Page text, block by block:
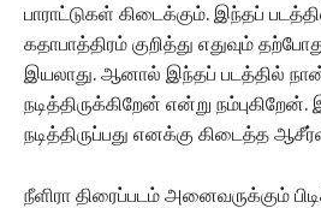
பாராட்டுகள் கிடைக்கும். இந்தப்
கதாபாத்திரம் குறித்து எதுவும்
இயலாது. ஆனால் இந்தப் படத்தில்
நடித்திருக்கிறேன் என்று
நடித்திருப்பது எனக்கு கிடைத்த
நீளிரா திரைப்படம் அனைவருக்கும்